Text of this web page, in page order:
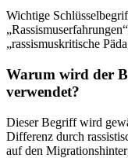
Wichtige
„rassismuskritische
Warum wird der
verwendet?
Dieser Begriff wird
Differenz durch
auf den